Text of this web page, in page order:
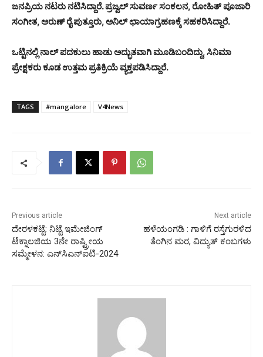
ಜನಪ್ರಿಯ ನಟರು ನಟಿಸಿದ್ದಾರೆ. ಪ್ರಜ್ವಲ್ ಸುವರ್ಣ ಸಂಕಲನ, ರೋಹಿತ್ ಪೂಜಾರಿ
ಸಂಗೀತ, ಅರುಣ್ ರೈ ಪುತ್ತೂರು, ಅನಿಲ್ ಛಾಯಾಗ್ರಹಣಕ್ಕೆ ಸಹಕರಿಸಿದ್ದಾರೆ.
ಒಟ್ಟಿನಲ್ಲಿ ನಾಲ್ ಪದಕುಲು ಹಾಡು ಅದ್ಭುತವಾಗಿ ಮೂಡಿಬಂದಿದ್ದು, ಸಿನಿಮಾ
ಪ್ರೇಕ್ಷಕರು ಕೂಡ ಉತ್ತಮ ಪ್ರತಿಕ್ರಿಯೆ ವ್ಯಕ್ತಪಡಿಸಿದ್ದಾರೆ.
TAGS #mangalore V4News
Previous article
ದೇರಳಕಟ್ಟೆ: ನಿಟ್ಟೆ ಇಮೇಜಿಂಗ್
ಟೆಕ್ನಾಲಜಿಯ 3ನೇ ರಾಷ್ಟ್ರೀಯ
ಸಮ್ಮೇಳನ: ಎನ್‌ಸಿಎನ್‌ಐಟಿ-2024
Next article
ಹಳೆಯಂಗಡಿ : ಗಾಳಿಗೆ ರಸ್ತೆಗುರಳಿದ
ತೆಂಗಿನ ಮರ, ವಿದ್ಯುತ್ ಕಂಬಗಳು